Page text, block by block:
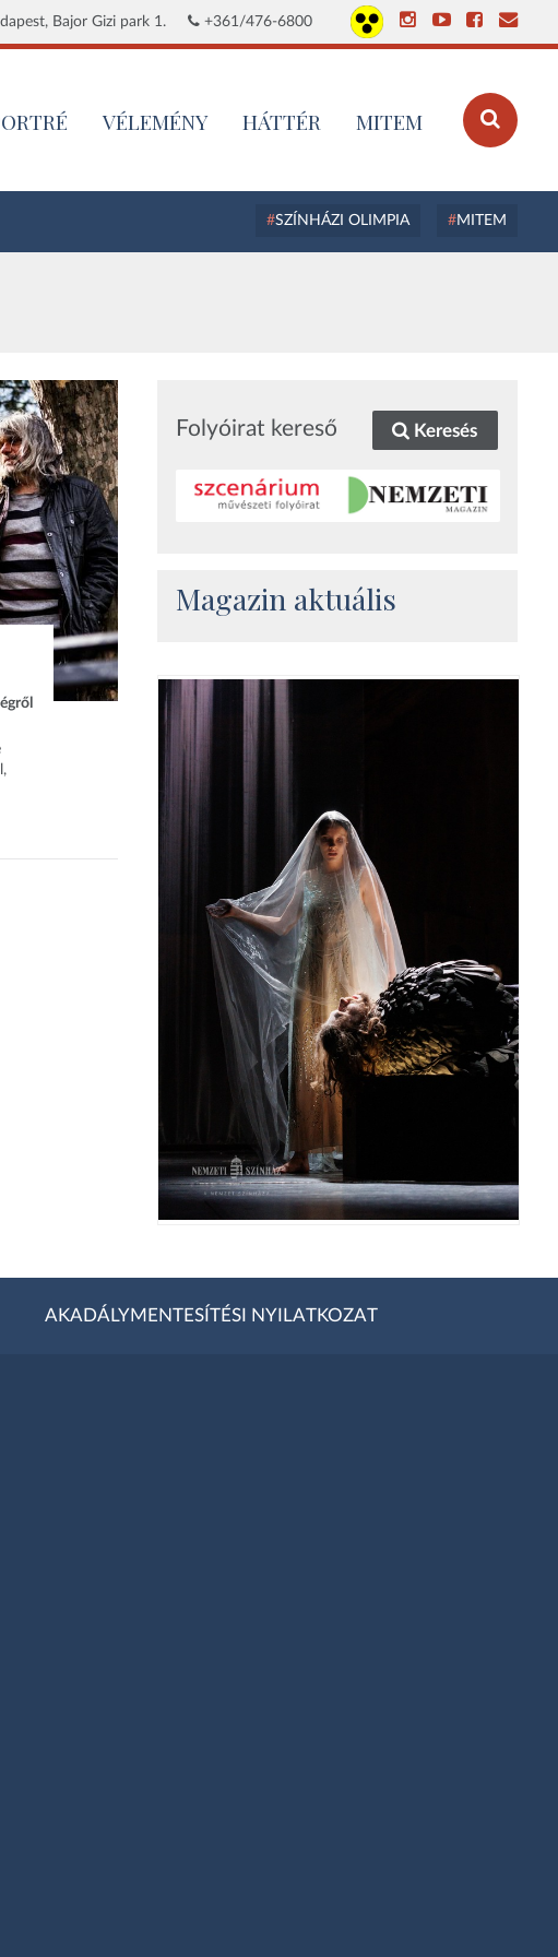
Bajor Gizi park 1. +361/476-6800
VÉLEMÉNY HÁTTÉR MITEM
SZÍNHÁZI OLIMPIA MITEM
Folyóirat kereső Keresés
Magazin aktuális
AKADÁLYMENTESÍTÉSI NYILATKOZAT